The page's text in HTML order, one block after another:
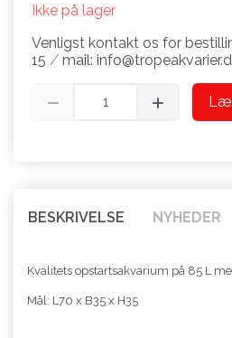
Ikke på lager
Venligst kontakt os for
15 ⁄ mail:
BESKRIVELSE NYHEDER
Kvalitets opstartsakvarium på 85 L
Mål: L70 x B35 x H35